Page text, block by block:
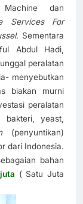
dan
Services For
. Sementara
Abdul Hadi,
peralatan
menyebutkan
biakan murni
peralatan
bakteri, yeast,
(penyuntikan)
dari Indonesia.
bahan
( Satu Juta